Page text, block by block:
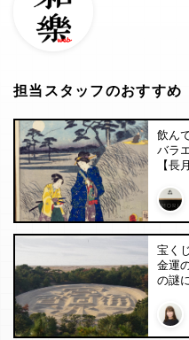
担当スタッフのおすすめ
飲ん
バラ
【長
宝く
金運
の謎